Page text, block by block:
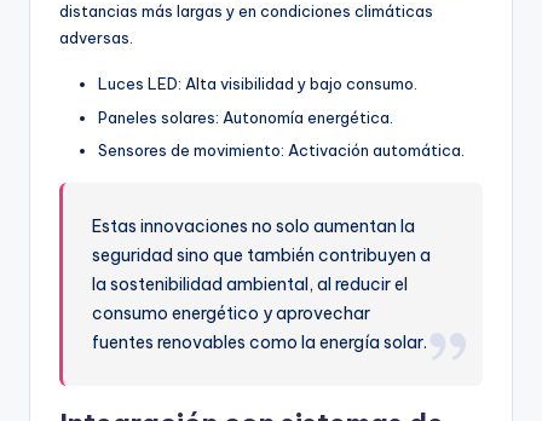
distancias más largas y en condiciones climáticas
adversas.
Luces LED: Alta visibilidad y bajo consumo.
Paneles solares: Autonomía energética.
Sensores de movimiento: Activación automática.
Estas innovaciones no solo aumentan la
seguridad sino que también contribuyen a
la sostenibilidad ambiental, al reducir el
consumo energético y aprovechar
fuentes renovables como la energía solar.